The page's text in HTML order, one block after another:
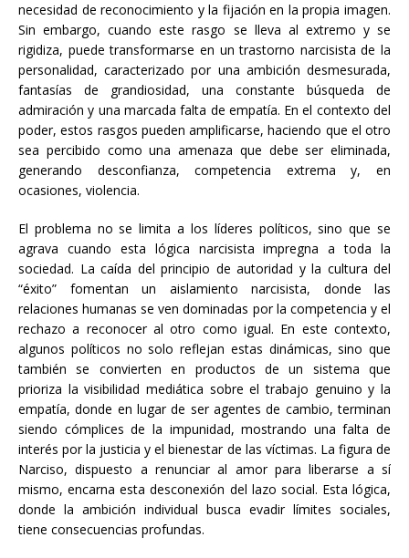
necesidad de reconocimiento y la fijación en la propia imagen.
Sin embargo, cuando este rasgo se lleva al extremo y se
rigidiza, puede transformarse en un trastorno narcisista de la
personalidad, caracterizado por una ambición desmesurada,
fantasías de grandiosidad, una constante búsqueda de
admiración y una marcada falta de empatía. En el contexto del
poder, estos rasgos pueden amplificarse, haciendo que el otro
sea percibido como una amenaza que debe ser eliminada,
generando desconfianza, competencia extrema y, en
ocasiones, violencia.
El problema no se limita a los líderes políticos, sino que se
agrava cuando esta lógica narcisista impregna a toda la
sociedad. La caída del principio de autoridad y la cultura del
“éxito” fomentan un aislamiento narcisista, donde las
relaciones humanas se ven dominadas por la competencia y el
rechazo a reconocer al otro como igual. En este contexto,
algunos políticos no solo reflejan estas dinámicas, sino que
también se convierten en productos de un sistema que
prioriza la visibilidad mediática sobre el trabajo genuino y la
empatía, donde en lugar de ser agentes de cambio, terminan
siendo cómplices de la impunidad, mostrando una falta de
interés por la justicia y el bienestar de las víctimas. La figura de
Narciso, dispuesto a renunciar al amor para liberarse a sí
mismo, encarna esta desconexión del lazo social. Esta lógica,
donde la ambición individual busca evadir límites sociales,
tiene consecuencias profundas.